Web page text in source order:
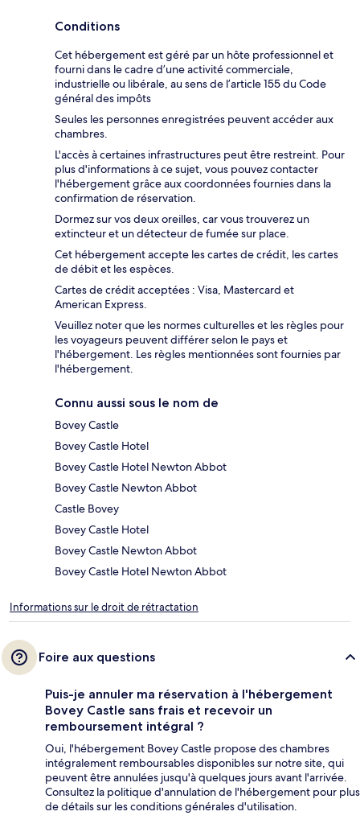
Conditions
Cet hébergement est géré par un hôte professionnel et
fourni dans le cadre d’une activité commerciale,
industrielle ou libérale, au sens de l’article 155 du Code
général des impôts
Seules les personnes enregistrées peuvent accéder aux
chambres.
L'accès à certaines infrastructures peut être restreint. Pour
plus d'informations à ce sujet, vous pouvez contacter
l'hébergement grâce aux coordonnées fournies dans la
confirmation de réservation.
Dormez sur vos deux oreilles, car vous trouverez un
extincteur et un détecteur de fumée sur place.
Cet hébergement accepte les cartes de crédit, les cartes
de débit et les espèces.
Cartes de crédit acceptées : Visa, Mastercard et
American Express.
Veuillez noter que les normes culturelles et les règles pour
les voyageurs peuvent différer selon le pays et
l'hébergement. Les règles mentionnées sont fournies par
l'hébergement.
Connu aussi sous le nom de
Bovey Castle
Bovey Castle Hotel
Bovey Castle Hotel Newton Abbot
Bovey Castle Newton Abbot
Castle Bovey
Bovey Castle Hotel
Bovey Castle Newton Abbot
Bovey Castle Hotel Newton Abbot
Informations sur le droit de rétractation
Foire aux questions
Puis-je annuler ma réservation à l'hébergement
Bovey Castle sans frais et recevoir un
remboursement intégral ?
Oui, l'hébergement Bovey Castle propose des chambres
intégralement remboursables disponibles sur notre site, qui
peuvent être annulées jusqu'à quelques jours avant l'arrivée.
Consultez la politique d'annulation de l'hébergement pour plus
de détails sur les conditions générales d'utilisation.